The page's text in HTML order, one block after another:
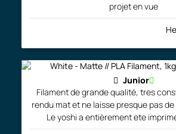
projet en vue
Junior
Filament de grande qualité, tres constant , j'adore le
rendu mat et ne laisse presque pas
Le yoshi a entièrement ete